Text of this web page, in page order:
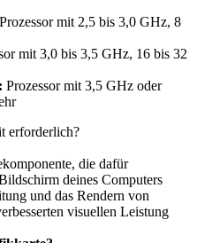
Prozessor mit 2,5 bis 3,0 GHz, 8
mit 3,0 bis 3,5 GHz, 16 bis 32
Prozessor mit 3,5 GHz oder
erforderlich?
die dafür
deines Computers
und das Rendern von
visuellen Leistung